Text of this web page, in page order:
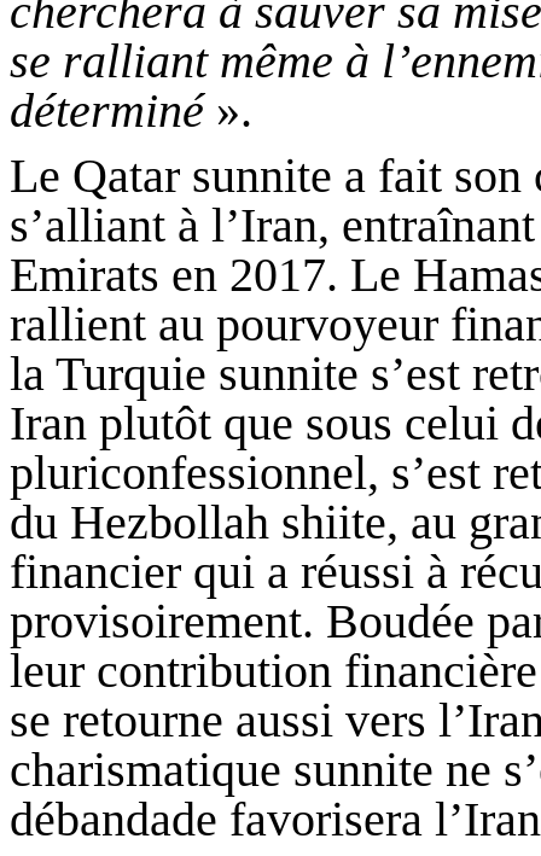
cherchera à sauver sa
se ralliant même à
déterminé ».
Le Qatar sunnite a fait
s’alliant à l’Iran,
Emirats en 2017. Le
rallient au pourvoyeur
la Turquie sunnite s’est
Iran plutôt que sous celui
pluriconfessionnel, s’est
du Hezbollah shiite, au
financier qui a réussi à
provisoirement. Boudée
leur contribution
se retourne aussi vers
charismatique sunnite ne
débandade favorisera